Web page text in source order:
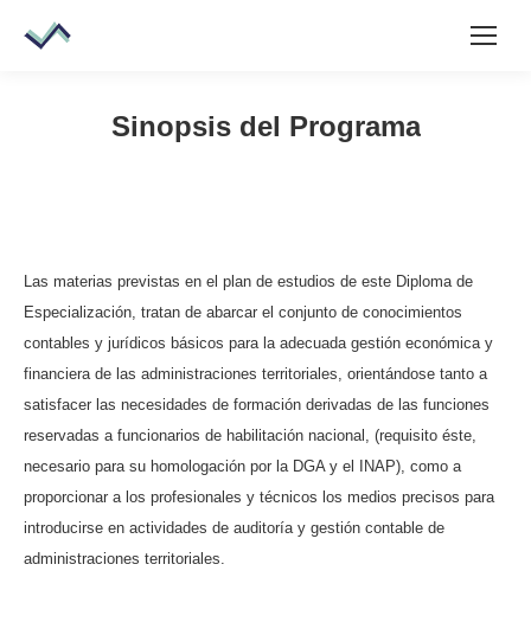
Sinopsis del Programa
Las materias previstas en el plan de estudios de este Diploma de
Especialización, tratan de abarcar el conjunto de conocimientos
contables y jurídicos básicos para la adecuada gestión económica y
financiera de las administraciones territoriales, orientándose tanto a
satisfacer las necesidades de formación derivadas de las funciones
reservadas a funcionarios de habilitación nacional, (requisito éste,
necesario para su homologación por la DGA y el INAP), como a
proporcionar a los profesionales y técnicos los medios precisos para
introducirse en actividades de auditoría y gestión contable de
administraciones territoriales.